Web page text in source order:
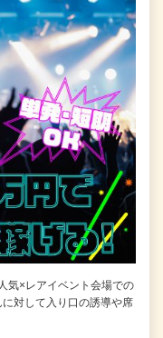
気×レアイベント会場での
対して入り口の誘導や席